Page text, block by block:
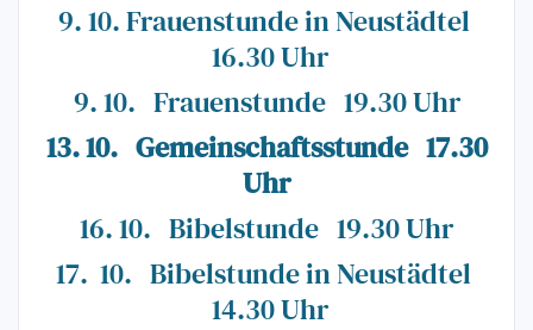
9. 10. Frauenstunde in Neustädtel
16.30 Uhr
9. 10. Frauenstunde 19.30 Uhr
13. 10. Gemeinschaftsstunde 17.30
Uhr
16. 10. Bibelstunde 19.30 Uhr
17. 10. Bibelstunde in Neustädtel
14.30 Uhr